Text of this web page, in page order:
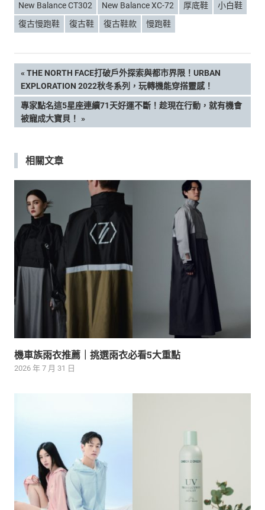
New Balance CT302 New Balance XC-72 厚底鞋
小白鞋
復古慢跑鞋
復古鞋 復古鞋款 慢跑鞋
文
章
導
覽
PREVIOUS
POST:
THE NORTH FACE打破戶外探索與都市界限！URBAN
EXPLORATION 2022秋冬系列，玩轉機能穿搭靈感！
NEXT
POST:
專家點名這5星座連續71天好運不斷！趁現在行動，就有機會
被寵成大寶貝！
相關文章
機車族雨衣推薦｜挑選雨衣必看5大重點
2026 年 7 月 31 日